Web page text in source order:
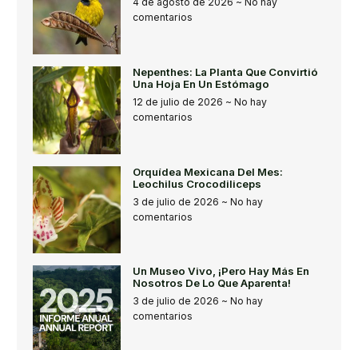
comentarios
Nepenthes: La Planta Que Convirtió
Una Hoja En Un Estómago
12 de julio de 2026
No hay
comentarios
Orquídea Mexicana Del Mes:
Leochilus Crocodiliceps
3 de julio de 2026
No hay
comentarios
Un Museo Vivo, ¡pero Hay Más En
Nosotros De Lo Que Aparenta!
3 de julio de 2026
No hay
comentarios